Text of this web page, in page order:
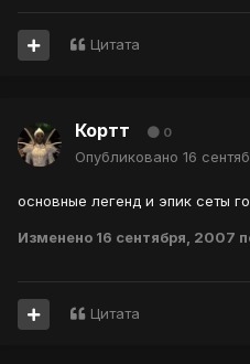
Цитата
Кортт 0
Опубликовано 16
основные легенд и эпик сеты
Изменено 16 сентября, 2007
Цитата